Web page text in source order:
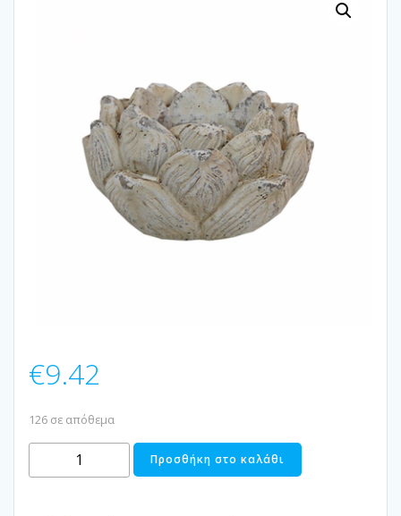
€9.42
126 σε απόθεμα
ΚΗΡΟΠΗΓΙΟ
ΠΕΤΡΙΝΟ
Προσθήκη στο καλάθι